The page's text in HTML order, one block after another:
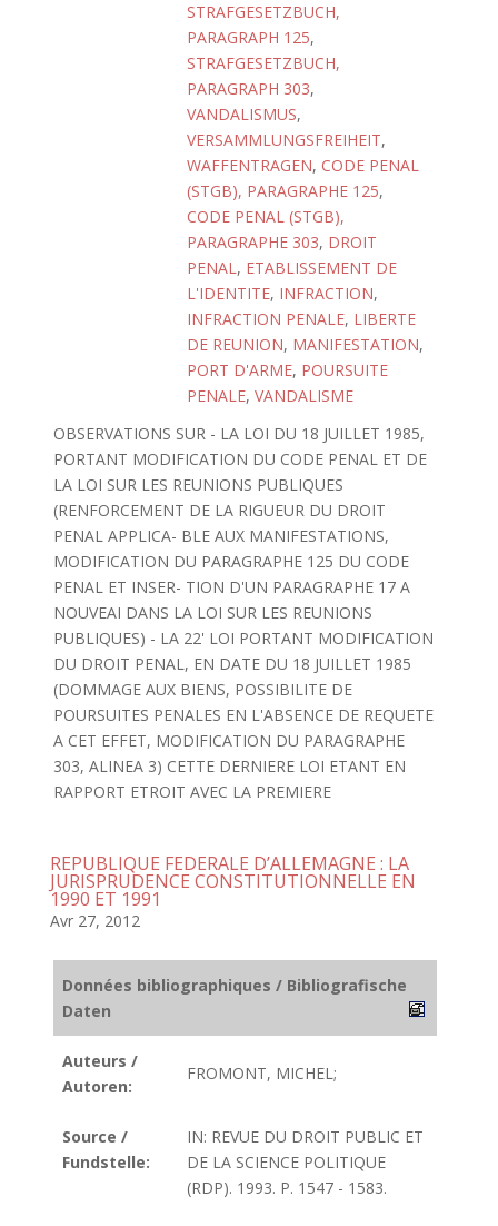
STRAFGESETZBUCH,
PARAGRAPH 125,
STRAFGESETZBUCH,
PARAGRAPH 303,
VANDALISMUS,
VERSAMMLUNGSFREIHEIT,
WAFFENTRAGEN, CODE PENAL
(STGB), PARAGRAPHE 125,
CODE PENAL (STGB),
PARAGRAPHE 303, DROIT
PENAL, ETABLISSEMENT DE
L'IDENTITE, INFRACTION,
INFRACTION PENALE, LIBERTE
DE REUNION, MANIFESTATION,
PORT D'ARME, POURSUITE
PENALE, VANDALISME
OBSERVATIONS SUR - LA LOI DU 18 JUILLET 1985,
PORTANT MODIFICATION DU CODE PENAL ET DE
LA LOI SUR LES REUNIONS PUBLIQUES
(RENFORCEMENT DE LA RIGUEUR DU DROIT
PENAL APPLICA- BLE AUX MANIFESTATIONS,
MODIFICATION DU PARAGRAPHE 125 DU CODE
PENAL ET INSER- TION D'UN PARAGRAPHE 17 A
NOUVEAI DANS LA LOI SUR LES REUNIONS
PUBLIQUES) - LA 22' LOI PORTANT MODIFICATION
DU DROIT PENAL, EN DATE DU 18 JUILLET 1985
(DOMMAGE AUX BIENS, POSSIBILITE DE
POURSUITES PENALES EN L'ABSENCE DE REQUETE
A CET EFFET, MODIFICATION DU PARAGRAPHE
303, ALINEA 3) CETTE DERNIERE LOI ETANT EN
RAPPORT ETROIT AVEC LA PREMIERE
REPUBLIQUE FEDERALE D’ALLEMAGNE : LA
JURISPRUDENCE CONSTITUTIONNELLE EN
1990 ET 1991
Avr 27, 2012
Données bibliographiques / Bibliografische
Daten
Auteurs /
Autoren:
FROMONT, MICHEL;
Source /
Fundstelle:
IN: REVUE DU DROIT PUBLIC ET
DE LA SCIENCE POLITIQUE
(RDP). 1993. P. 1547 - 1583.